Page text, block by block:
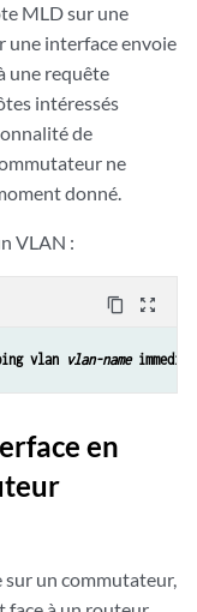
MLD sur une
une interface envoie
une requête
intéressés
de
ne
donné.
VLAN :
content_copy zoom_out_map
vlan vlan-name
en
sur un commutateur,